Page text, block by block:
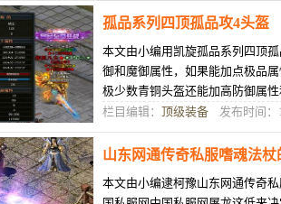
孤品系列四顶孤品攻4头盔
本文由小编用凯旋孤品系列四顶
御和魔御属性，如果能加点极品
极少数青铜头盔还能加高防御属
玩家收获攻4属性的头盔非常强悍
栏目编辑： 顶级装备 发布时间：
山东网通传奇私服嗜魂法
本文由小编逮柯豫山东网通传奇